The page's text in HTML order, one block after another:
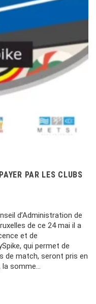
PAR LES CLUBS
d’Administration de
de ce 24 mai il a
et de
qui permet de
de match, seront pris en
la somme…